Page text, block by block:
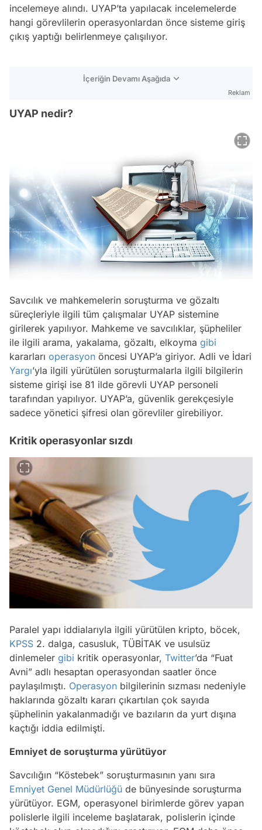
incelemeye alındı. UYAP’ta yapılacak incelemelerde
hangi görevlilerin operasyonlardan önce sisteme giriş
çıkış yaptığı belirlenmeye çalışılıyor.
İçeriğin Devamı Aşağıda
Reklam
UYAP nedir?
Savcılık ve mahkemelerin soruşturma ve gözaltı
süreçleriyle ilgili tüm çalışmalar UYAP sistemine
girilerek yapılıyor. Mahkeme ve savcılıklar, şüpheliler
ile ilgili arama, yakalama, gözaltı, elkoyma gibi
kararları operasyon öncesi UYAP’a giriyor. Adli ve İdari
Yargı’yla ilgili yürütülen soruşturmalarla ilgili bilgilerin
sisteme girişi ise 81 ilde görevli UYAP personeli
tarafından yapılıyor. UYAP’a, güvenlik gerekçesiyle
sadece yönetici şifresi olan görevliler girebiliyor.
Kritik operasyonlar sızdı
Paralel yapı iddialarıyla ilgili yürütülen kripto, böcek,
KPSS 2. dalga, casusluk, TÜBİTAK ve usulsüz
dinlemeler gibi kritik operasyonlar, Twitter’da “Fuat
Avni” adlı hesaptan operasyondan saatler önce
paylaşılmıştı. Operasyon bilgilerinin sızması nedeniyle
haklarında gözaltı kararı çıkartılan çok sayıda
şüphelinin yakalanmadığı ve bazıların da yurt dışına
kaçtığı iddia edilmişti.
Emniyet de soruşturma yürütüyor
Savcılığın “Köstebek” soruşturmasının yanı sıra
Emniyet Genel Müdürlüğü de bünyesinde soruşturma
yürütüyor. EGM, operasyonel birimlerde görev yapan
polislerle ilgili inceleme başlatarak, polislerin içinde